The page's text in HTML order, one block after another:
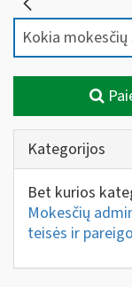
Kategorijos
Bet kurios
Mokesčių
teisės ir